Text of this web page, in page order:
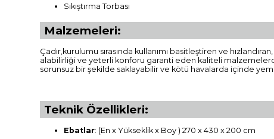
Sıkıştırma Torbası
Malzemeleri:
Çadır,kurulumu sırasında kullanımı basitleştiren ve
alabilirliği ve yeterli konforu garanti eden kaliteli
sorunsuz bir şekilde saklayabilir ve kötü havalarda içinde
Teknik Özellikleri:
Ebatlar: (En x Yükseklik x Boy ) 270 x 430 x 200 cm